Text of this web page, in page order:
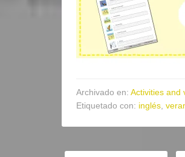
Archivado en: Activities and
Etiquetado con: inglés